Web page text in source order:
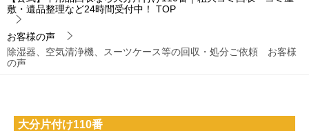
敷・遺品整理など24時間受付中！
TOP
お客様の声
除湿器、空気清浄機、スーツケース等の回収・処分ご依頼 お客様
の声
大分片付け110番